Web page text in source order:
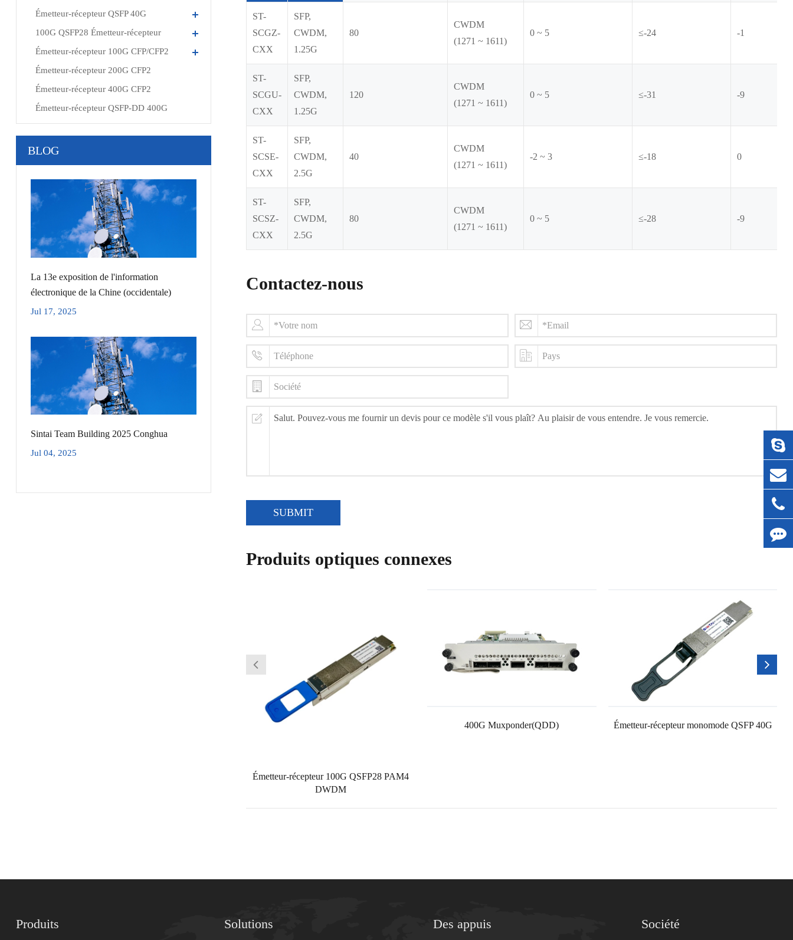
Émetteur-récepteur QSFP 40G
100G QSFP28 Émetteur-récepteur
Émetteur-récepteur 100G CFP/CFP2
Émetteur-récepteur 200G CFP2
Émetteur-récepteur 400G CFP2
Émetteur-récepteur QSFP-DD 400G
BLOG
La 13e exposition de l'information
électronique de la Chine (occidentale)
Jul 17, 2025
Sintai Team Building 2025 Conghua
Jul 04, 2025
ST-
SCGZ-
CXX
SFP,
CWDM,
1.25G
80
CWDM
(1271 ~ 1611)
0 ~ 5 ≤-24 -1
ST-
SCGU-
CXX
SFP,
CWDM,
1.25G
120
CWDM
(1271 ~ 1611)
0 ~ 5 ≤-31 -9
ST-
SCSE-
CXX
SFP,
CWDM,
2.5G
40
CWDM
(1271 ~ 1611)
-2 ~ 3 ≤-18 0
ST-
SCSZ-
CXX
SFP,
CWDM,
2.5G
80
CWDM
(1271 ~ 1611)
0 ~ 5 ≤-28 -9
Contactez-nous
SUBMIT
Produits optiques connexes
Émetteur-récepteur 100G QSFP28 PAM4
DWDM
400G Muxponder(QDD) Émetteur-récepteur monomode QSFP 40G
Produits Solutions Des appuis Société